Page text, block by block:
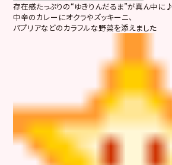
存在感たっぷりの“ゆきりんだるま”が真ん中に♪
中辛のカレーにオクラやズッキーニ、
パプリアなどのカラフルな野菜を添えました